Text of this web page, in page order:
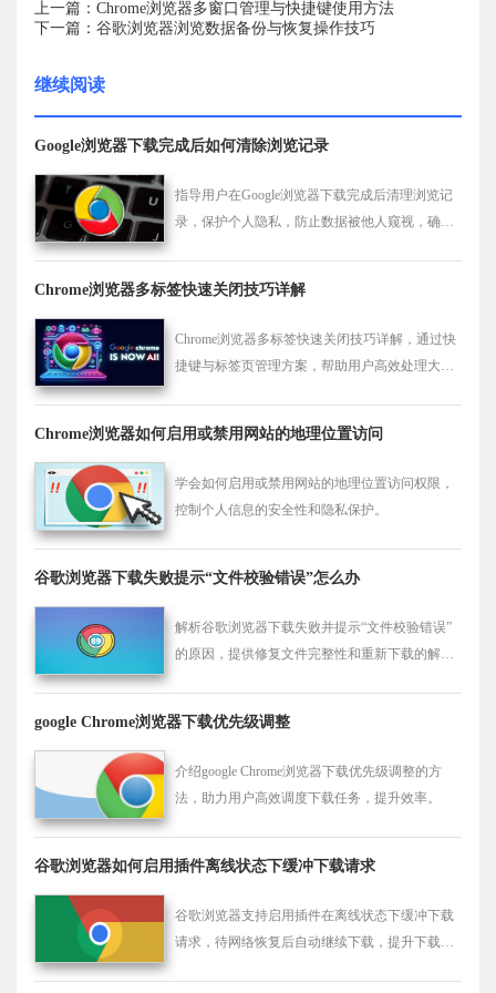
上一篇：Chrome浏览器多窗口管理与快捷键使用方法
下一篇：谷歌浏览器浏览数据备份与恢复操作技巧
继续阅读
Google浏览器下载完成后如何清除浏览记录
指导用户在Google浏览器下载完成后清理浏览记
录，保护个人隐私，防止数据被他人窥视，确保
Chrome浏览器多标签快速关闭技巧详解
Chrome浏览器多标签快速关闭技巧详解，通过快
捷键与标签页管理方案，帮助用户高效处理大量
Chrome浏览器如何启用或禁用网站的地理位置访问
学会如何启用或禁用网站的地理位置访问权限，
控制个人信息的安全性和隐私保护。
谷歌浏览器下载失败提示“文件校验错误”怎么办
解析谷歌浏览器下载失败并提示“文件校验错误”
的原因，提供修复文件完整性和重新下载的解决
google Chrome浏览器下载优先级调整
介绍google Chrome浏览器下载优先级调整的方
法，助力用户高效调度下载任务，提升效率。
谷歌浏览器如何启用插件离线状态下缓冲下载请求
谷歌浏览器支持启用插件在离线状态下缓冲下载
请求，待网络恢复后自动继续下载，提升下载连